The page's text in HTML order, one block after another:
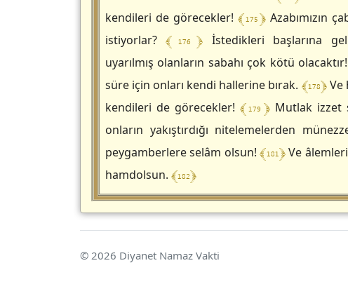
kendileri de görecekler! ﴾ 175 ﴿ Azabımızın
istiyorlar?﴾ 176 ﴿ İstedikleri başlarına
uyarılmış olanların sabahı çok kötü olacaktır!
süre için onları kendi hallerine bırak. ﴾ 178 ﴿Ve
kendileri de görecekler!﴾ 179 ﴿Mutlak izzet
onların yakıştırdığı nitelemelerden
peygamberlere selâm olsun!﴾ 181 ﴿Ve
hamdolsun. ﴾ 182 ﴿
© 2026 Diyanet Namaz Vakti